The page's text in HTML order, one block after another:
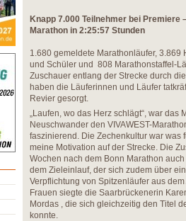
Knapp 7.000 Teilnehmer bei Premiere
Marathon in 2:25:57 Stunden
1.680 gemeldete Marathonläufer,
und Schüler und 808 Marathonstaffel-
Zuschauer entlang der Strecke durch
haben die Läuferinnen und Läufer
Revier gesorgt.
„Laufen, wo das Herz schlägt“, war
Neuschwander den VIVAWEST-
faszinierend. Die Zechenkultur war was
meine Motivation auf der Strecke. Die
Wochen nach dem Bonn Marathon
dem Zieleinlauf, der sich zudem über
Verpflichtung von Spitzenläufer aus
Frauen siegte die Saarbrückenerin
Mordas , die sich gleichzeitig den Titel
konnte.